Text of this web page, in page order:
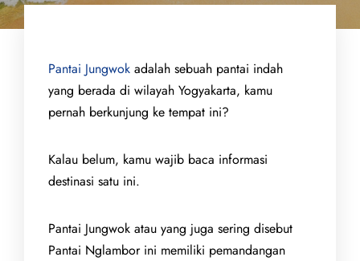
Pantai Jungwok adalah sebuah pantai indah
yang berada di wilayah Yogyakarta, kamu
pernah berkunjung ke tempat ini?
Kalau belum, kamu wajib baca informasi
destinasi satu ini.
Pantai Jungwok atau yang juga sering disebut
Pantai Nglambor ini memiliki pemandangan